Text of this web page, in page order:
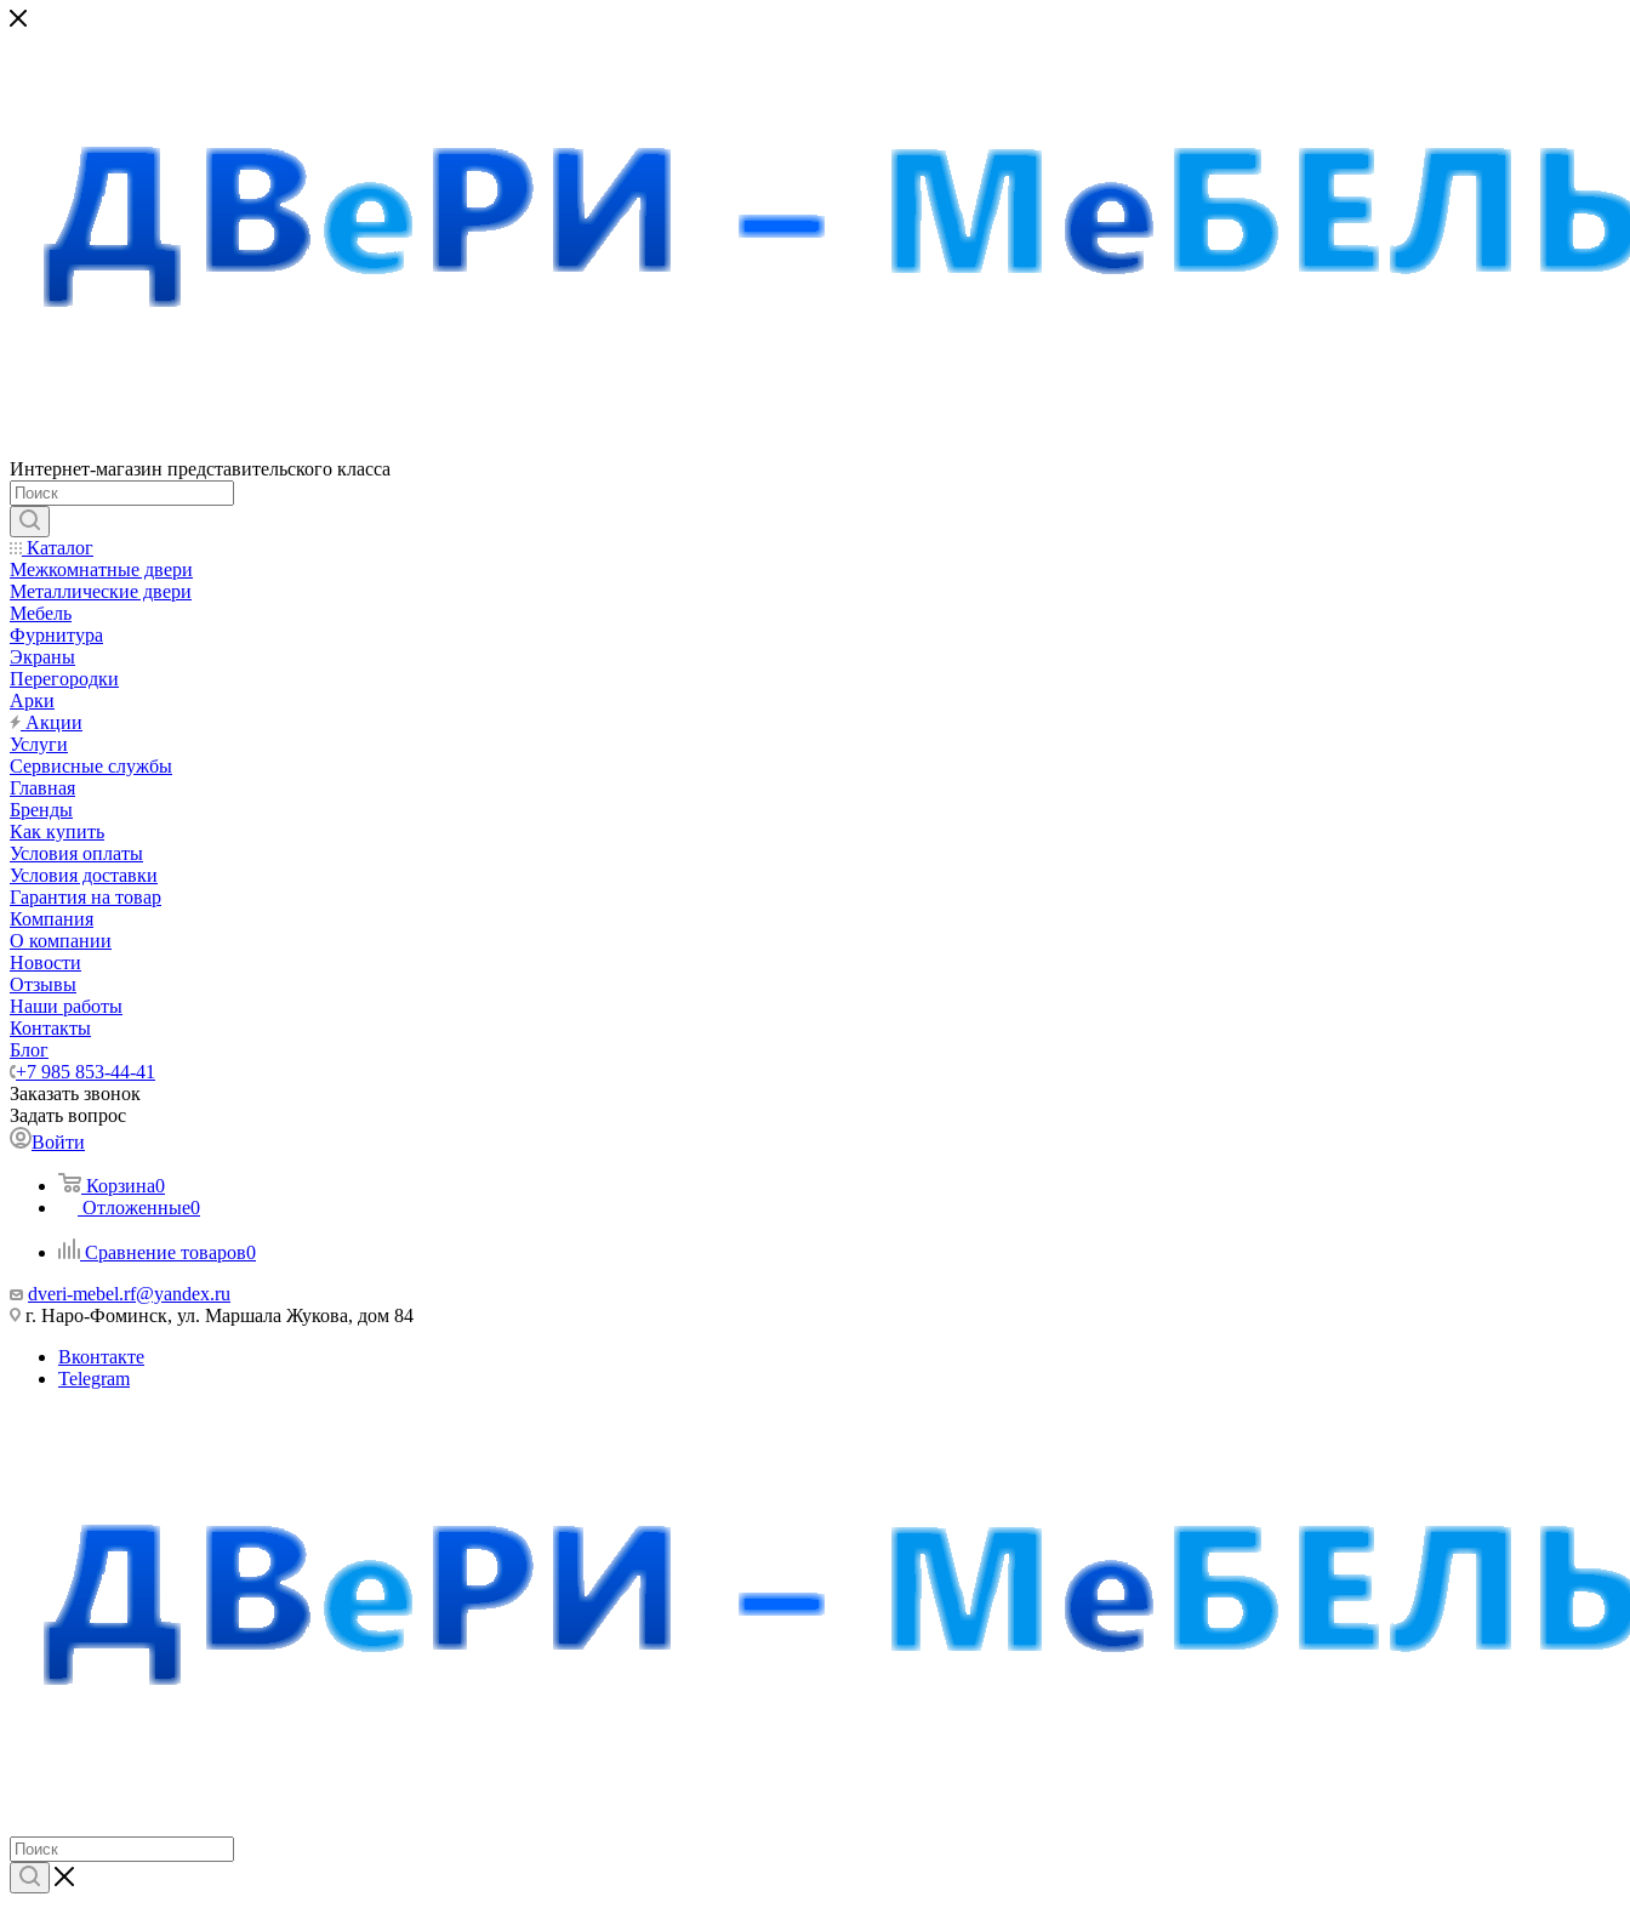
Интернет-магазин представительского класса
Каталог
Межкомнатные двери
Металлические двери
Мебель
Фурнитура
Экраны
Перегородки
Арки
Акции
Услуги
Сервисные службы
Главная
Бренды
Как купить
Условия оплаты
Условия доставки
Гарантия на товар
Компания
О компании
Новости
Отзывы
Наши работы
Контакты
Блог
+7 985 853-44-41
Заказать звонок
Задать вопрос
Войти
Корзина0
Отложенные0
Сравнение товаров0
dveri-mebel.rf@yandex.ru
г. Наро-Фоминск, ул. Маршала Жукова, дом 84
Вконтакте
Telegram